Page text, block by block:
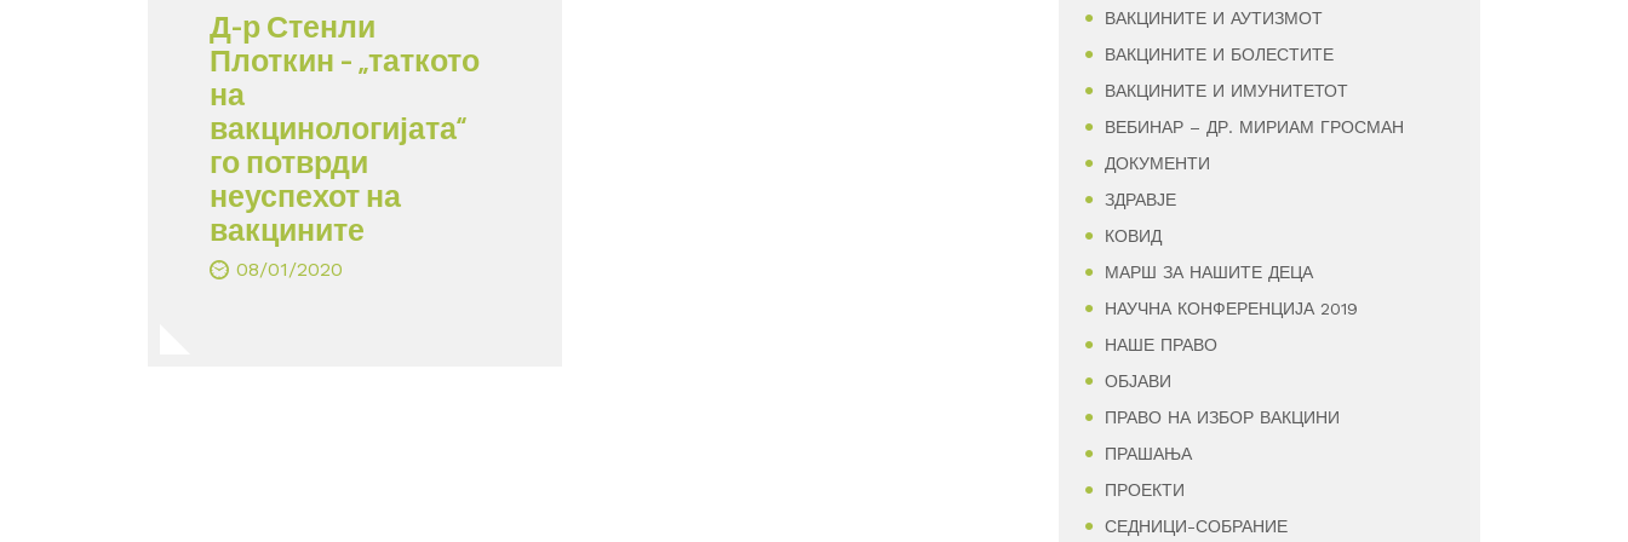
Д-р Стенли
Плоткин – „таткото
на
вакцинологијата“
го потврди
неуспехот на
вакцините
08/01/2020
ВАКЦИНИТЕ И АУТИЗМОТ
ВАКЦИНИТЕ И БОЛЕСТИТЕ
ВАКЦИНИТЕ И ИМУНИТЕТОТ
ВЕБИНАР – ДР. МИРИАМ ГРОСМАН
ДОКУМЕНТИ
ЗДРАВЈЕ
КОВИД
МАРШ ЗА НАШИТЕ ДЕЦА
НАУЧНА КОНФЕРЕНЦИЈА 2019
НАШЕ ПРАВО
ОБЈАВИ
ПРАВО НА ИЗБОР ВАКЦИНИ
ПРАШАЊА
ПРОЕКТИ
СЕДНИЦИ-СОБРАНИЕ